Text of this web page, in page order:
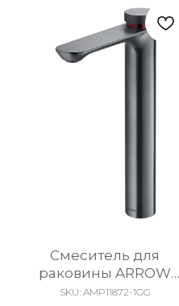
Cмеситель для
раковины ARROW
AMP11872-1GG серый
SKU: AMP11872-1GG